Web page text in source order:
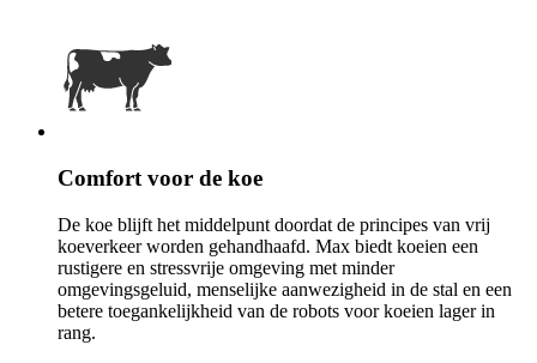
Comfort voor de koe
De koe blijft het middelpunt doordat de principes van vrij
koeverkeer worden gehandhaafd. Max biedt koeien een
rustigere en stressvrije omgeving met minder
omgevingsgeluid, menselijke aanwezigheid in de stal en een
betere toegankelijkheid van de robots voor koeien lager in
rang.